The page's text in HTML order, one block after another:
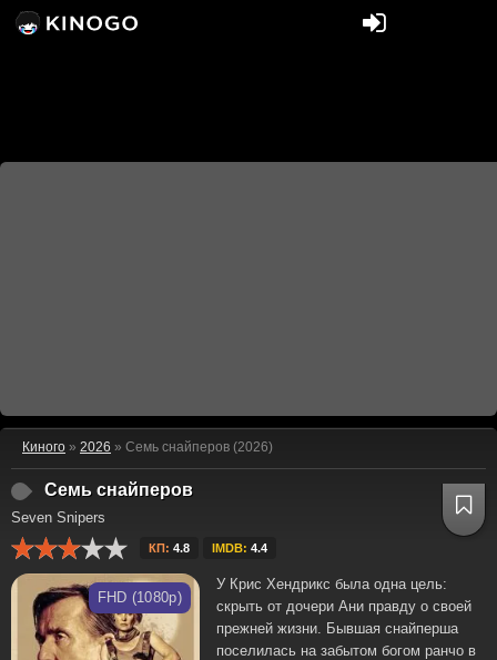
Киного » 2026 » Семь снайперов (2026)
Семь снайперов
Seven Snipers
КП: 4.8 IMDB: 4.4
FHD (1080p)
У Крис Хендрикс была одна цель:
скрыть от дочери Ани правду о своей
прежней жизни. Бывшая снайперша
поселилась на забытом богом ранчо в